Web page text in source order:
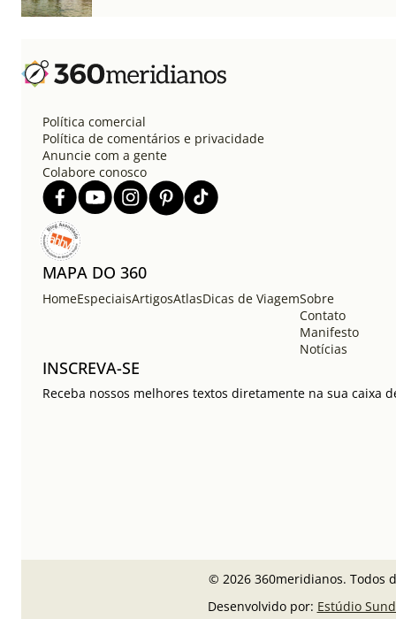
Política comercial
Política de comentários e privacidade
Anuncie com a gente
Colabore conosco
MAPA DO 360
HomeEspeciaisArtigosAtlasDicas de ViagemSobre
Contato
Manifesto
Notícias
INSCREVA-SE
Receba nossos melhores textos diretamente na sua caixa
© 2026 360meridianos. Todos
Desenvolvido por: Estúdio